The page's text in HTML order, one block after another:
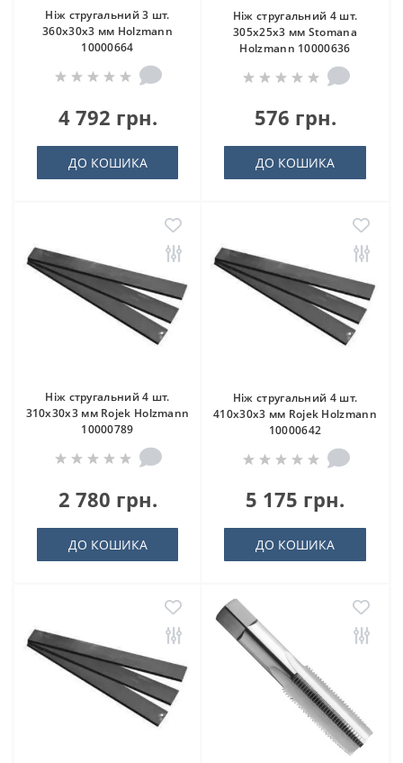
Ніж стругальний 3 шт.
360x30x3 мм Holzmann
10000664
4 792 грн.
ДО КОШИКА
Ніж стругальний 4 шт.
305x25x3 мм Stomana
Holzmann 10000636
576 грн.
ДО КОШИКА
Ніж стругальний 4 шт.
310x30x3 мм Rojek Holzmann
10000789
2 780 грн.
ДО КОШИКА
Ніж стругальний 4 шт.
410x30x3 мм Rojek Holzmann
10000642
5 175 грн.
ДО КОШИКА